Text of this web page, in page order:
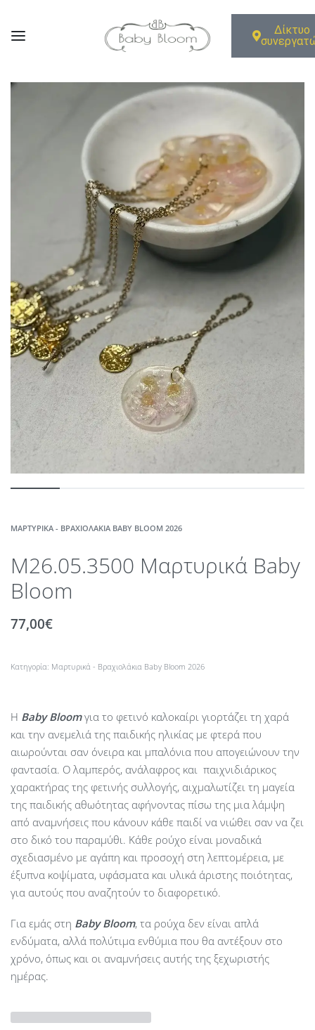
Δίκτυο
ΜΑΡΤΥΡΙΚΆ - ΒΡΑΧΙΟΛΆΚΙΑ BABY BLOOM 2026
M26.05.3500 Μαρτυρικά Baby
Bloom
77,00€
Κατηγορία: Μαρτυρικά - Βραχιολάκια Baby Bloom 2026
Η Baby Bloom για το φετινό καλοκαίρι γιορτάζει τη χαρά
και την ανεμελιά της παιδικής ηλικίας με φτερά που
αιωρούνται σαν όνειρα και μπαλόνια που απογειώνουν την
φαντασία. Ο λαμπερός, ανάλαφρος και παιχνιδιάρικος
χαρακτήρας της φετινής συλλογής, αιχμαλωτίζει τη μαγεία
της παιδικής αθωότητας αφήνοντας πίσω της μια λάμψη
από αναμνήσεις που κάνουν κάθε παιδί να νιώθει σαν να ζει
στο δικό του παραμύθι. Κάθε ρούχο είναι μοναδικά
σχεδιασμένο με αγάπη και προσοχή στη λεπτομέρεια, με
έξυπνα κοψίματα, υφάσματα και υλικά άριστης ποιότητας,
για αυτούς που αναζητούν το διαφορετικό.
Για εμάς στη Baby Bloom, τα ρούχα δεν είναι απλά
ενδύματα, αλλά πολύτιμα ενθύμια που θα αντέξουν στο
χρόνο, όπως και οι αναμνήσεις αυτής της ξεχωριστής
ημέρας.